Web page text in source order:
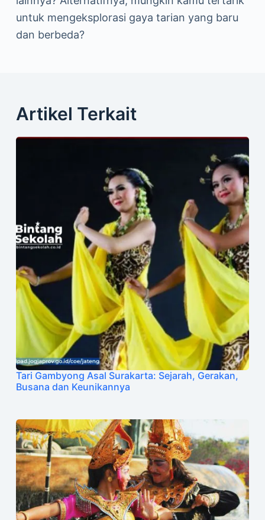
untuk mengeksplorasi gaya tarian yang baru
dan berbeda?
Artikel Terkait
Tari Gambyong Asal Surakarta: Sejarah, Gerakan,
Busana dan Keunikannya